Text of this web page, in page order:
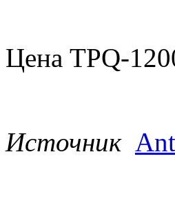
Цена TPQ-
Источник